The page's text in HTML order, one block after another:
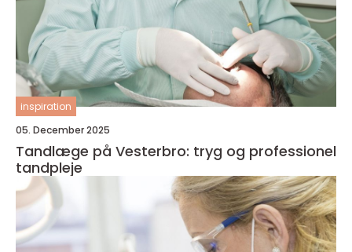
inspiration
05. December 2025
Tandlæge på Vesterbro: tryg og professionel
tandpleje